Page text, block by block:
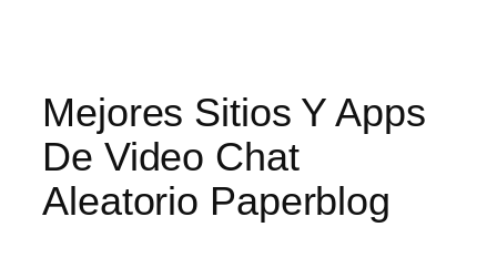
Mejores Sitios Y Apps
De Video Chat
Aleatorio Paperblog